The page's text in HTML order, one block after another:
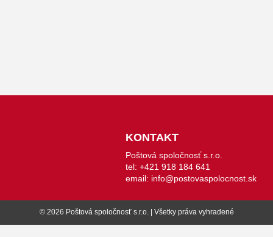
KONTAKT
Poštová spoločnosť s.r.o.
tel: +421 918 184 641
email: info@postovaspolocnost.sk
© 2026 Poštová spoločnosť s.r.o. | Všetky práva vyhradené